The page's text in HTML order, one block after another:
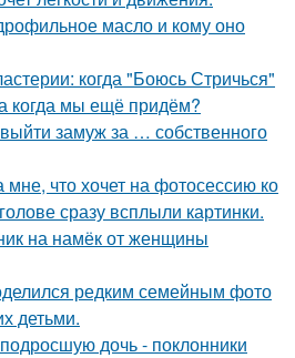
масло и кому оно
когда "Боюсь Стричься"
когда мы ещё придём?
замуж за … собственного
что хочет на фотосессию ко
сразу всплыли картинки.
на намёк от женщины
редким семейным фото
детьми.
дочь - поклонники